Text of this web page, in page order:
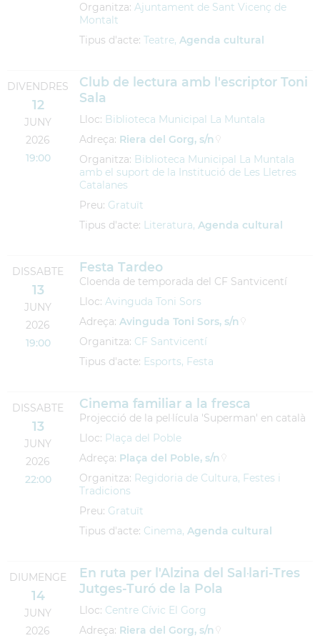
Organitza: Ajuntament de Sant Vicenç de
Montalt
Tipus d'acte: Teatre, Agenda cultural
DIVENDRES
12
JUNY
2026
19:00
Club de lectura amb l'escriptor Toni
Sala
Lloc: Biblioteca Municipal La Muntala
Adreça: Riera del Gorg, s/n
Organitza: Biblioteca Municipal La Muntala
amb el suport de la Institució de Les Lletres
Catalanes
Preu: Gratuït
Tipus d'acte: Literatura, Agenda cultural
DISSABTE
13
JUNY
2026
19:00
Festa Tardeo
Cloenda de temporada del CF Santvicentí
Lloc: Avinguda Toni Sors
Adreça: Avinguda Toni Sors, s/n
Organitza: CF Santvicentí
Tipus d'acte: Esports, Festa
DISSABTE
13
JUNY
2026
22:00
Cinema familiar a la fresca
Projecció de la pel·lícula 'Superman' en català
Lloc: Plaça del Poble
Adreça: Plaça del Poble, s/n
Organitza: Regidoria de Cultura, Festes i
Tradicions
Preu: Gratuït
Tipus d'acte: Cinema, Agenda cultural
DIUMENGE
14
JUNY
2026
En ruta per l'Alzina del Sal·lari-Tres
Jutges-Turó de la Pola
Lloc: Centre Cívic El Gorg
Adreça: Riera del Gorg, s/n